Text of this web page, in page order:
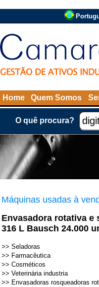
Home Quem Somos
O quê procura?
Máquinas usadas à
Envasadora rotativa e
316 L Bausch 24.000
>> Seladoras
>> Farmacêutica
>> Cosméticos
>> Veterinária industria
>> Envasadoras rosqueadoras